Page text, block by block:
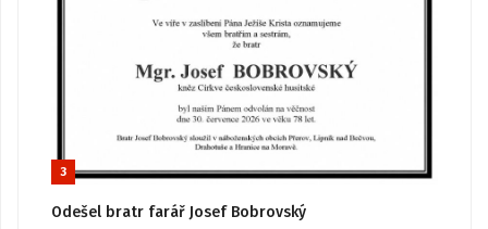
3
Odešel bratr farář Josef Bobrovský